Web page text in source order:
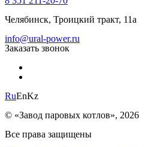
Челябинск, Троицкий тракт, 11а
info@ural-power.ru
Заказать звонок
RuEnKz
© «Завод паровых котлов», 2026
Все права защищены